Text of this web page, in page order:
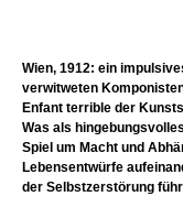
Wien, 1912: ein
verwitweten
Enfant terrible der
Was als
Spiel um Macht und
Lebensentwürfe
der Selbstzerstörung